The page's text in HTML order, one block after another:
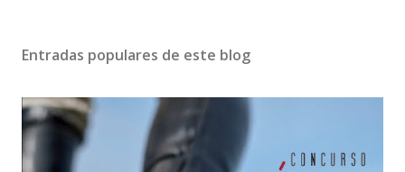
Entradas populares de este blog